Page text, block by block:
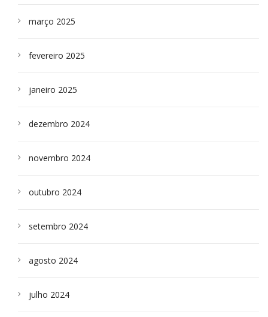
março 2025
fevereiro 2025
janeiro 2025
dezembro 2024
novembro 2024
outubro 2024
setembro 2024
agosto 2024
julho 2024